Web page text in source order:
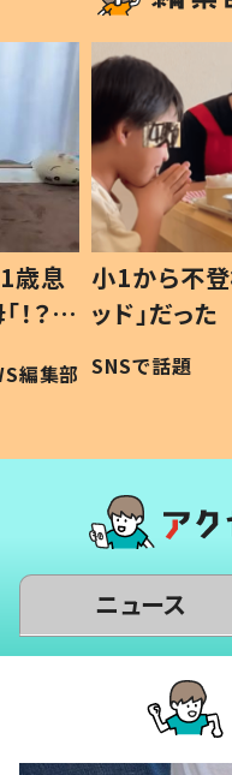
歳息
？」
編集部
小1から不登
ッド」だっ
作り続け
#令和の子
SNSで話題
ニュース